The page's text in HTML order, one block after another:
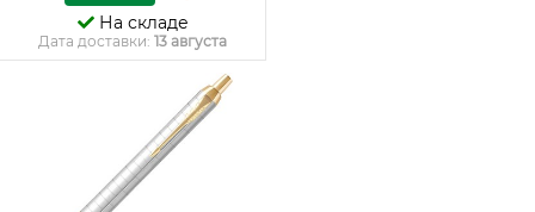
На складе
Дата доставки: 13 августа